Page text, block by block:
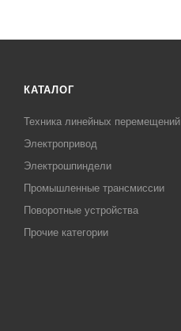
КАТАЛОГ
Техника линейных перемещений
Электропривод
Электрошпиндели
Промышленные трансмиссии
Поворотные устройства
Прочие категории